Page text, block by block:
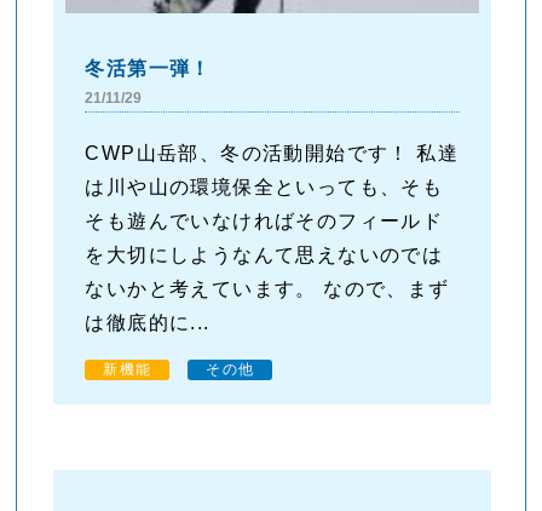
冬活第一弾！
21/11/29
CWP山岳部、冬の活動開始です！ 私達
は川や山の環境保全といっても、そも
そも遊んでいなければそのフィールド
を大切にしようなんて思えないのでは
ないかと考えています。 なので、まず
は徹底的に...
新機能 その他